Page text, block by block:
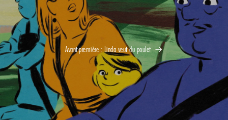
Avant-première : Linda veut du poulet